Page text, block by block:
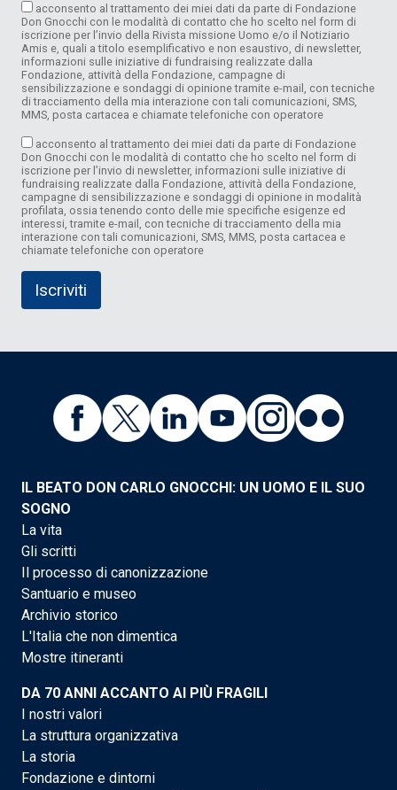
acconsento al trattamento dei miei dati da parte di Fondazione
Don Gnocchi con le modalità di contatto che ho scelto nel form di
iscrizione per l’invio della Rivista missione Uomo e/o il Notiziario
Amis e, quali a titolo esemplificativo e non esaustivo, di newsletter,
informazioni sulle iniziative di fundraising realizzate dalla
Fondazione, attività della Fondazione, campagne di
sensibilizzazione e sondaggi di opinione tramite e-mail, con tecniche
di tracciamento della mia interazione con tali comunicazioni, SMS,
MMS, posta cartacea e chiamate telefoniche con operatore
acconsento al trattamento dei miei dati da parte di Fondazione
Don Gnocchi con le modalità di contatto che ho scelto nel form di
iscrizione per l’invio di newsletter, informazioni sulle iniziative di
fundraising realizzate dalla Fondazione, attività della Fondazione,
campagne di sensibilizzazione e sondaggi di opinione in modalità
profilata, ossia tenendo conto delle mie specifiche esigenze ed
interessi, tramite e-mail, con tecniche di tracciamento della mia
interazione con tali comunicazioni, SMS, MMS, posta cartacea e
chiamate telefoniche con operatore
IL BEATO DON CARLO GNOCCHI: UN UOMO E IL SUO
SOGNO
La vita
Gli scritti
Il processo di canonizzazione
Santuario e museo
Archivio storico
L'Italia che non dimentica
Mostre itineranti
DA 70 ANNI ACCANTO AI PIÙ FRAGILI
I nostri valori
La struttura organizzativa
La storia
Fondazione e dintorni